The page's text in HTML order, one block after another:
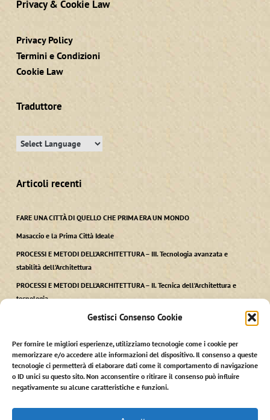
Gestisci Consenso Cookie
Per fornire le migliori esperienze, utilizziamo tecnologie come i cookie per
memorizzare e/o accedere alle informazioni del dispositivo. Il consenso a queste
tecnologie ci permetterà di elaborare dati come il comportamento di navigazione
o ID unici su questo sito. Non acconsentire o ritirare il consenso può influire
negativamente su alcune caratteristiche e funzioni.
Privacy & Cookie Law
Privacy Policy
Termini e Condizioni
Cookie Law
Traduttore
Articoli recenti
FARE UNA CITTÀ DI QUELLO CHE PRIMA ERA UN MONDO
Masaccio e la Prima Città Ideale
PROCESSI E METODI DELL’ARCHITETTURA – III. Tecnologia avanzata e
stabilità dell’Architettura
PROCESSI E METODI DELL’ARCHITETTURA – II. Tecnica dell’Architettura e
tecnologia
PROCESSI E METODI DELL’ARCHITETTURA – I. Ars, Techne kai Polis
giorgiobarbero.it